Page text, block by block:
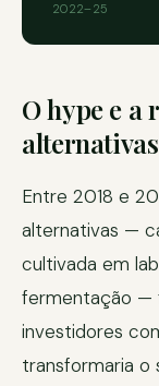
2022–25
O hype e a
Entre 2018 e
alternativas —
cultivada em
fermentação —
investidores
transformaria o